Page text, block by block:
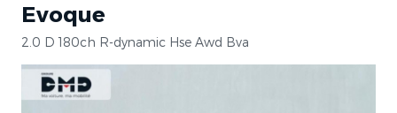
Evoque
2.0 D 180ch R-dynamic Hse Awd Bva